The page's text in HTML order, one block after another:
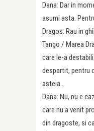
Dana: Dar in
asumi asta.
Dragos: Rau in
Tango / Marea
care le-a
despartit, pentru
asteia…
Dana: Nu, nu e
care nu a venit
din dragoste, si